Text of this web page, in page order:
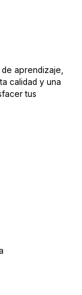
aprendizaje,
calidad y una
tus